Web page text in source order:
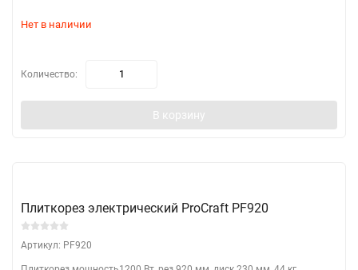
Нет в наличии
Количество:
В корзину
Плиткорез электрический ProCraft PF920
Артикул: PF920